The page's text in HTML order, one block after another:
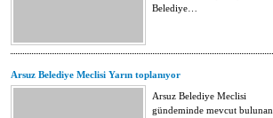
Belediye…
Arsuz Belediye Meclisi Yarın toplanıyor
Arsuz Belediye Meclisi
gündeminde mevcut bulunan